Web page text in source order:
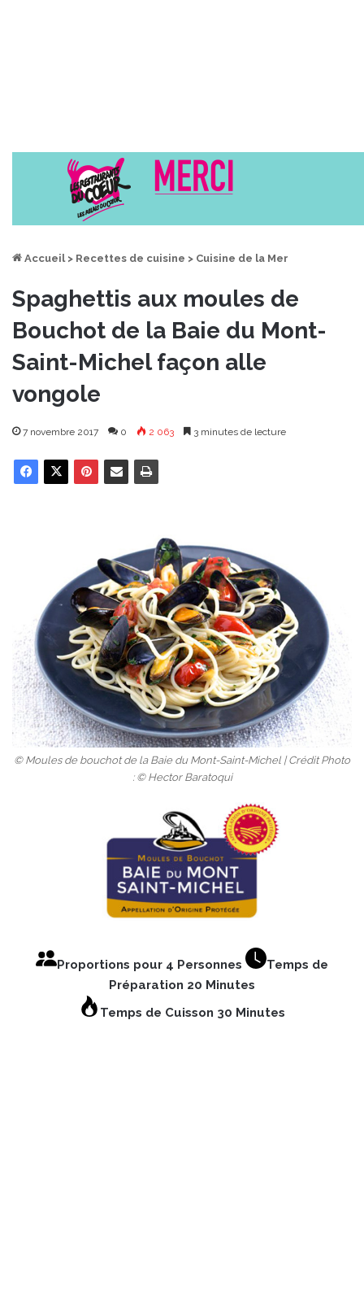
Accueil > Recettes de cuisine > Cuisine de la Mer
Spaghettis aux moules de
Bouchot de la Baie du Mont-
Saint-Michel façon alle
vongole
7 novembre 2017 0 2 063 3 minutes de lecture
© Moules de bouchot de la Baie du Mont-Saint-Michel | Crédit Photo
: © Hector Baratoqui
Proportions pour 4 Personnes
Temps de
Préparation 20 Minutes
Temps de Cuisson 30 Minutes